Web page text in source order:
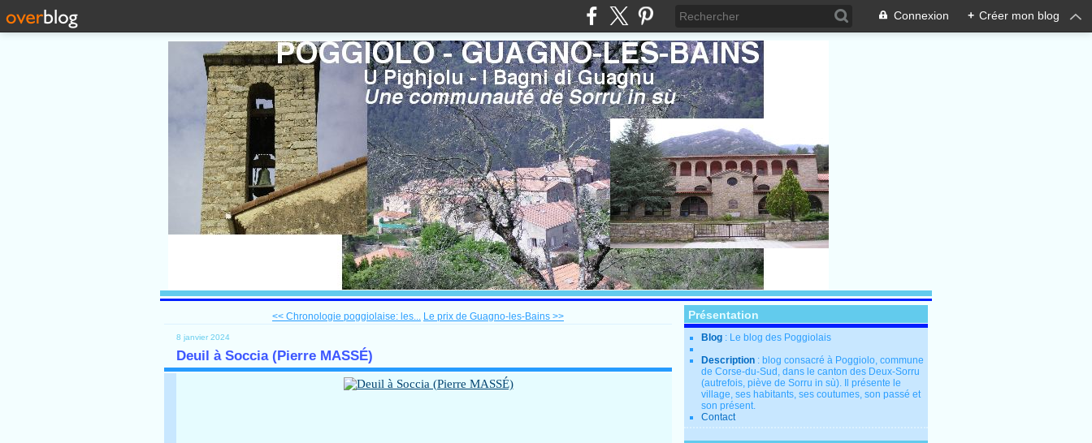
Connexion + Créer mon blog
<< Chronologie poggiolaise: les... Le prix de Guagno-les-Bains >>
8 janvier 2024
Deuil à Soccia (Pierre MASSÉ)
Présentation
Blog : Le blog des Poggiolais
Description : blog consacré à Poggiolo, commune
de Corse-du-Sud, dans le canton des Deux-Sorru
(autrefois, piève de Sorru in sù). Il présente le
village, ses habitants, ses coutumes, son passé et
son présent.
Contact